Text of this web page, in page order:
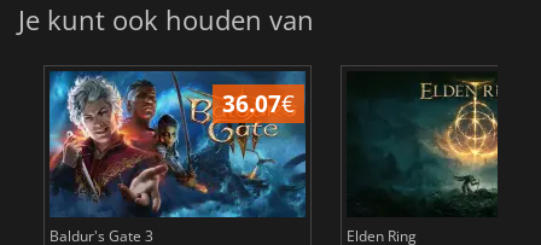
Je kunt ook houden van
36.07€
Baldur's Gate 3 Elden Ring